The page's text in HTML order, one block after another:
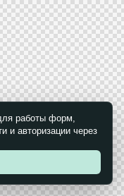
работы форм,
и авторизации через